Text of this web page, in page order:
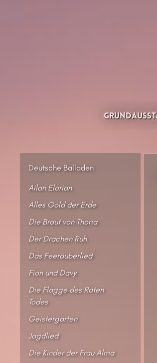
Thesilée – Filk &
Deutsche Balladen
Ailan Elorian
Alles Gold der Erde
Die Braut von Thoria
Der Drachen Ruh
Das Feeräuberlied
Fion und Davy
Die Flagge des Roten
Todes
Geistergarten
Jagdlied
Die Kinder der Frau Alma